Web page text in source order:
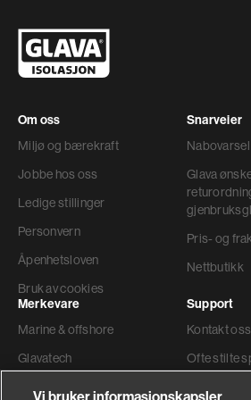
Om oss
Miljø og bærekraft
Jobbe hos oss
Ledige stillinger
Personvern
Åpenhetsloven
Bruk av cookies
Snarveier
Nabovarsel
Glava
Pris- og
Nettbutikk
Merkevare
Marine & offshore
Glavatech
Support
Kontakt oss
Ofte stilte
Vi bruker informasjonskapsler